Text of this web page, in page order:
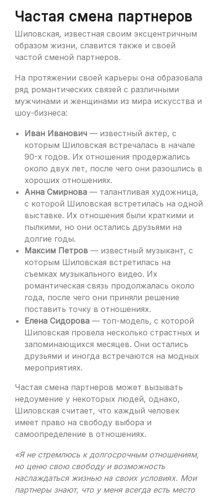
Частая смена партнеров
Шиловская, известная своим эксцентричным
образом жизни, славится также и своей
частой сменой партнеров.
На протяжении своей карьеры она образовала
ряд романтических связей с различными
мужчинами и женщинами из мира искусства и
шоу-бизнеса:
Иван Иванович — известный актер, с
которым Шиловская встречалась в начале
90-х годов. Их отношения продержались
около двух лет, после чего они разошлись в
хороших отношениях.
Анна Смирнова — талантливая художница,
с которой Шиловская встретилась на одной
выставке. Их отношения были краткими и
пылкими, но они остались друзьями на
долгие годы.
Максим Петров — известный музыкант, с
которым Шиловская встретилась на
съемках музыкального видео. Их
романтическая связь продолжалась около
года, после чего они приняли решение
поставить точку в отношениях.
Елена Сидорова — топ-модель, с которой
Шиловская провела несколько страстных и
запоминающихся месяцев. Они остались
друзьями и иногда встречаются на модных
мероприятиях.
Частая смена партнеров может вызывать
недоумение у некоторых людей, однако,
Шиловская считает, что каждый человек
имеет право на свободу выбора и
самоопределение в отношениях.
«Я не стремлюсь к долгосрочным отношениям,
но ценю свою свободу и возможность
наслаждаться жизнью на своих условиях. Мои
партнеры знают, что у меня всегда есть место